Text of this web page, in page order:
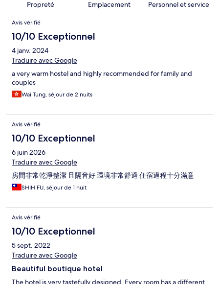
Propreté Emplacement Personnel et service
Avis
Avis vérifié
10/10 Exceptionnel
4 janv. 2024
Traduire avec Google
a very warm hostel and highly recommended for family and
couples
Wai Tung, séjour de 2 nuits
Avis vérifié
10/10 Exceptionnel
6 juin 2026
Traduire avec Google
房間非常乾淨整潔 且隔音好 環境非常舒適 住宿過程十分滿意
SHIH FU, séjour de 1 nuit
Avis vérifié
10/10 Exceptionnel
5 sept. 2022
Traduire avec Google
Beautiful boutique hotel
The hotel is very tastefully designed. Every room has a different